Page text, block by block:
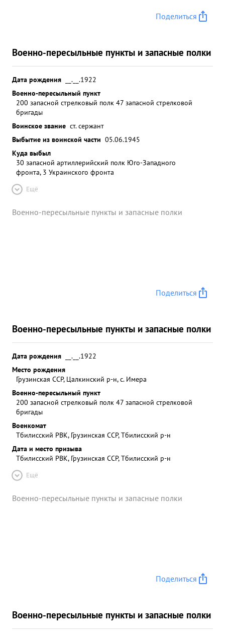
Поделиться
Военно-пересыльные пункты и запасные полки
Дата рождения
__.__.1922
Военно-пересыльный пункт
200 запасной стрелковый полк 47 запасной стрелковой
бригады
Воинское звание ст. сержант
Выбытие из воинской части 05.06.1945
Куда выбыл
30 запасной артиллерийский полк Юго-Западного
фронта, 3 Украинского фронта
Ещё
Военно-пересыльные пункты и запасные полки
Поделиться
Военно-пересыльные пункты и запасные полки
Дата рождения
__.__.1922
Место рождения
Грузинская ССР, Цалкинский р-н, с. Имера
Военно-пересыльный пункт
200 запасной стрелковый полк 47 запасной стрелковой
бригады
Военкомат
Тбилисский РВК, Грузинская ССР, Тбилисский р-н
Дата и место призыва
Тбилисский РВК, Грузинская ССР, Тбилисский р-н
Ещё
Военно-пересыльные пункты и запасные полки
Поделиться
Военно-пересыльные пункты и запасные полки